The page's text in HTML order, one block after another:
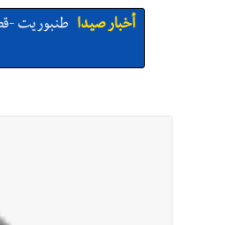
أخبار صيدا طنبوريت -قضاء صيدا
النائب
إنارة